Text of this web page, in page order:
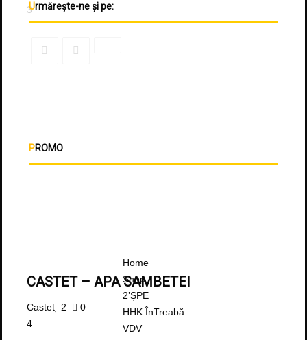
3
CASTET – APA SAMBETEI
Castet 2
0
4
Urmărește-ne și pe:
PROMO
Home
Shop
2’ȘPE
HHK ÎnTreabă
VDV